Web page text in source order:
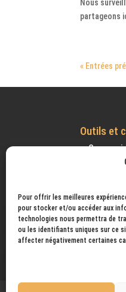
Pour offrir les meilleures
pour stocker et/ou accéder aux
technologies nous permettra de
ou les identifiants uniques sur ce
affecter négativement certaines
Nous
partageons
« Entrées
Outils et
Conv.
Calcul
Aide à la